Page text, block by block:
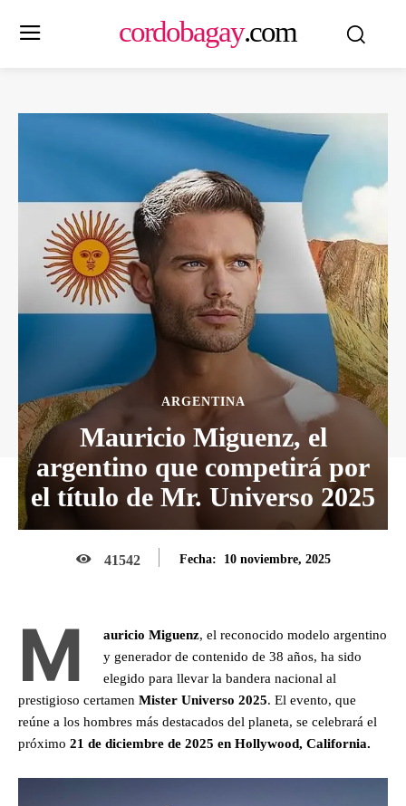
cordobagay.com
ARGENTINA
Mauricio Miguenz, el
argentino que competirá por
el título de Mr. Universo 2025
41542 Fecha: 10 noviembre, 2025
M auricio Miguenz, el reconocido modelo argentino
y generador de contenido de 38 años, ha sido
elegido para llevar la bandera nacional al
prestigioso certamen Mister Universo 2025. El evento, que
reúne a los hombres más destacados del planeta, se celebrará el
próximo 21 de diciembre de 2025 en Hollywood, California.